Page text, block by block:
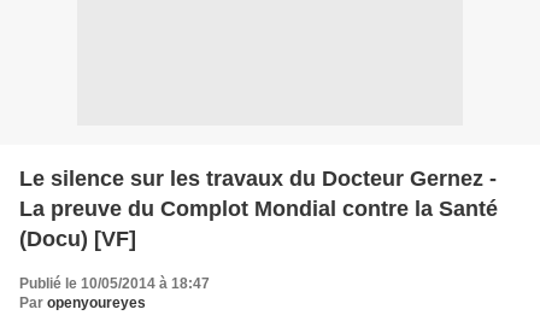
Le silence sur les travaux du Docteur Gernez -
La preuve du Complot Mondial contre la Santé
(Docu) [VF]
Publié le 10/05/2014 à 18:47
Par openyoureyes